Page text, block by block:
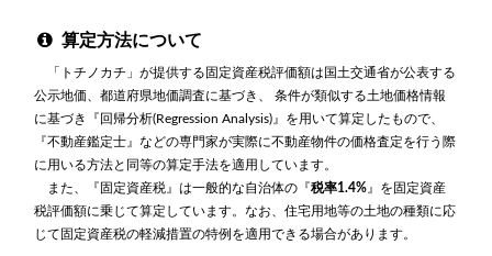
算定方法について
「トチノカチ」が提供する固定資産税評価額は国土交通省が公表する
公示地価、都道府県地価調査に基づき、 条件が類似する土地価格情報
に基づき『回帰分析(Regression Analysis)』を用いて算定したもので、
『不動産鑑定士』などの専門家が実際に不動産物件の価格査定を行う際
に用いる方法と同等の算定手法を適用しています。
また、『固定資産税』は一般的な自治体の『 税率1.4%』を固定資産
税評価額に乗じて算定しています。なお、住宅用地等の土地の種類に応
じて固定資産税の軽減措置の特例を適用できる場合があります。